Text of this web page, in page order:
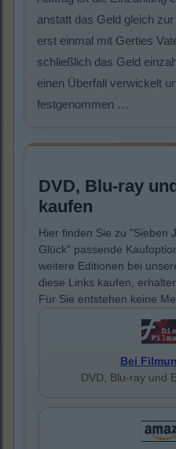
anstatt das Geld gleich
erst einmal mit Gerties
schließlich das Geld
einen Überfall verwickelt
festgenommen …
DVD, Blu-ray
kaufen
Hier finden Sie zu "Sieben
Glück" passende
weitere Editionen bei
diese Links kaufen,
Für Sie entstehen keine
Bei
DVD, Blu-ray und